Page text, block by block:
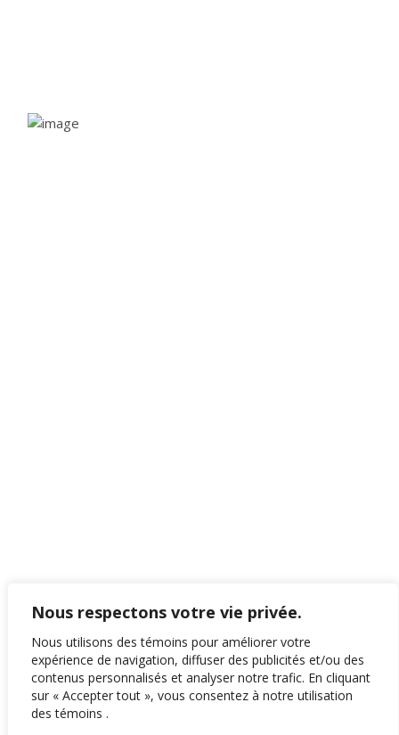
Nous respectons votre vie privée.
Nous utilisons des témoins pour améliorer votre
expérience de navigation, diffuser des publicités et/ou des
contenus personnalisés et analyser notre trafic. En cliquant
sur « Accepter tout », vous consentez à notre utilisation
des témoins .